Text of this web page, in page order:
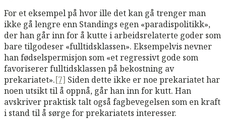
For et eksempel på hvor ille det kan gå trenger man
ikke gå lengre enn Standings egen «paradispolitikk»,
der han går inn for å kutte i arbeidsrelaterte goder som
bare tilgodeser «fulltidsklassen». Eksempelvis nevner
han fødselspermisjon som «et regressivt gode som
favoriserer fulltidsklassen på bekostning av
prekariatet».[7] Siden dette ikke er noe prekariatet har
noen utsikt til å oppnå, går han inn for kutt. Han
avskriver praktisk talt også fagbevegelsen som en kraft
i stand til å sørge for prekariatets interesser.